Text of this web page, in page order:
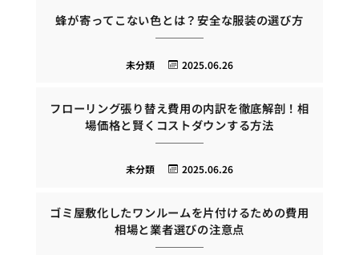
蜂が寄ってこない色とは？安全な服装の選び方
2025.06.26
未分類
フローリング張り替え費用の内訳を徹底解剖！相
場価格と賢くコストダウンする方法
2025.06.26
未分類
ゴミ屋敷化したワンルームを片付けるための費用
相場と業者選びの注意点